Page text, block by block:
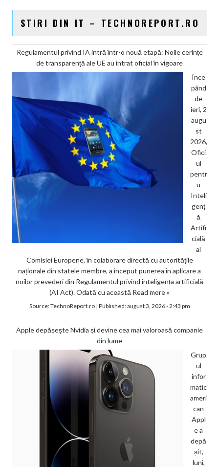
STIRI DIN IT – TECHNOREPORT.RO
Regulamentul privind IA intră într-o nouă etapă: Noile cerințe
de transparență ale UE au intrat oficial în vigoare
Înce
pând
de
ieri, 2
augu
st
2026,
Ofici
ul
pentr
u
Inteli
genț
ă
Artifi
cială
al
Comisiei Europene, în colaborare directă cu autoritățile
naționale din statele membre, a început punerea în aplicare a
noilor prevederi din Regulamentul privind inteligența artificială
(AI Act). Odată cu această Read more »
Source:TechnoReport.ro| Published:august 3, 2026 - 2:43 pm
Apple depășește Nvidia și devine cea mai valoroasă companie
din lume
Grup
ul
infor
matic
ameri
can
Appl
e a
depă
șit,
luni,